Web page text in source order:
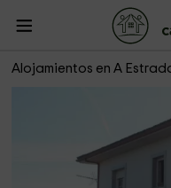
Alojamientos en A
A Casa de Dora da Estrada